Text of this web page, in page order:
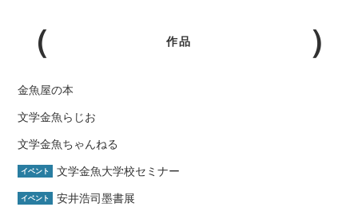
作品
金魚屋の本
文学金魚らじお
文学金魚ちゃんねる
イベント 文学金魚大学校セミナー
イベント 安井浩司墨書展